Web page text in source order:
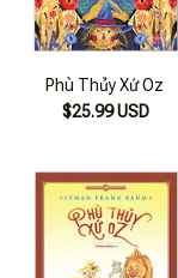
Phù Thủy Xứ Oz
$25.99 USD